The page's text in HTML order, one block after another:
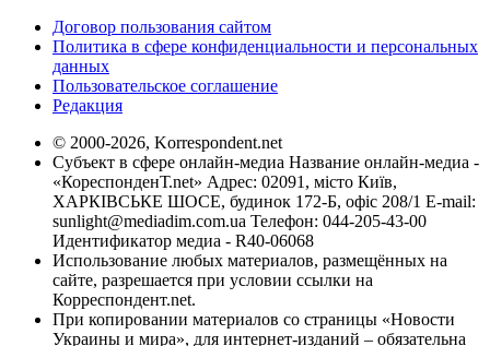
Договор пользования сайтом
Политика в сфере конфиденциальности и персональных
данных
Пользовательское соглашение
Редакция
© 2000-2026, Korrespondent.net
Субъект в сфере онлайн-медиа Название онлайн-медиа -
«КореспонденТ.net» Адрес: 02091, місто Київ,
ХАРКІВСЬКЕ ШОСЕ, будинок 172-Б, офіс 208/1 E-mail:
sunlight@mediadim.com.ua Телефон: 044-205-43-00
Идентификатор медиа - R40-06068
Использование любых материалов, размещённых на
сайте, разрешается при условии ссылки на
Корреспондент.net.
При копировании материалов со страницы «Новости
Украины и мира», для интернет-изданий – обязательна